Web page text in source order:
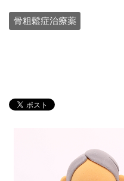
骨粗鬆症治療薬